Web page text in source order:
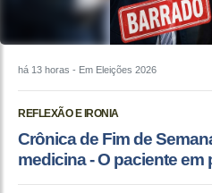
há 13 horas - Em Eleições 2026
REFLEXÃO E IRONIA
Crônica de Fim de
medicina - O paciente em